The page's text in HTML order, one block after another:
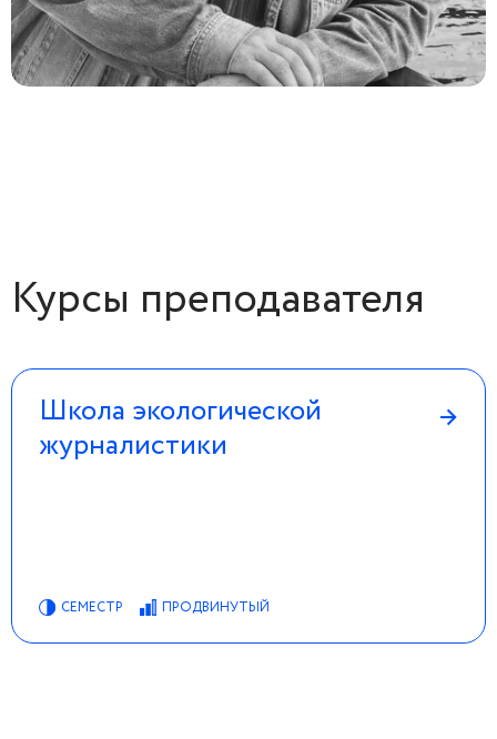
Курсы преподавателя
Школа экологической
журналистики
→
СЕМЕСТР ПРОДВИНУТЫЙ